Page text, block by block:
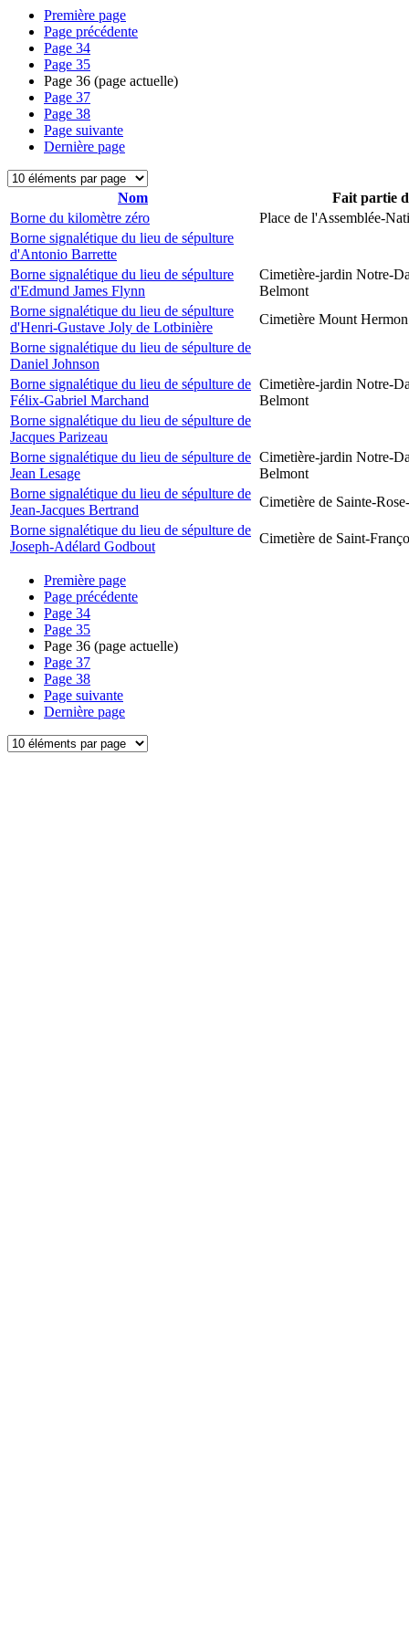
Première page
Page précédente
Page 34
Page 35
Page 36 (page actuelle)
Page 37
Page 38
Page suivante
Dernière page
Nom
Fait partie
Borne du kilomètre zéro
Place de l'Assemblée-
Borne signalétique du lieu de sépulture
d'Antonio Barrette
Borne signalétique du lieu de sépulture
d'Edmund James Flynn
Cimetière-jardin Notre-
Belmont
Borne signalétique du lieu de sépulture
d'Henri-Gustave Joly de Lotbinière
Cimetière Mount Hermon
Borne signalétique du lieu de sépulture de
Daniel Johnson
Borne signalétique du lieu de sépulture de
Félix-Gabriel Marchand
Cimetière-jardin Notre-
Belmont
Borne signalétique du lieu de sépulture de
Jacques Parizeau
Borne signalétique du lieu de sépulture de
Jean Lesage
Cimetière-jardin Notre-
Belmont
Borne signalétique du lieu de sépulture de
Jean-Jacques Bertrand
Cimetière de Sainte-
Borne signalétique du lieu de sépulture de
Joseph-Adélard Godbout
Cimetière de Saint-
Première page
Page précédente
Page 34
Page 35
Page 36 (page actuelle)
Page 37
Page 38
Page suivante
Dernière page